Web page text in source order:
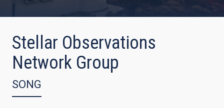
Stellar Observations
Network Group
SONG